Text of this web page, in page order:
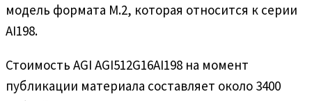
модель формата M.2, которая относится к серии
AI198.
Стоимость AGI AGI512G16AI198 на момент
публикации материала составляет около 3400